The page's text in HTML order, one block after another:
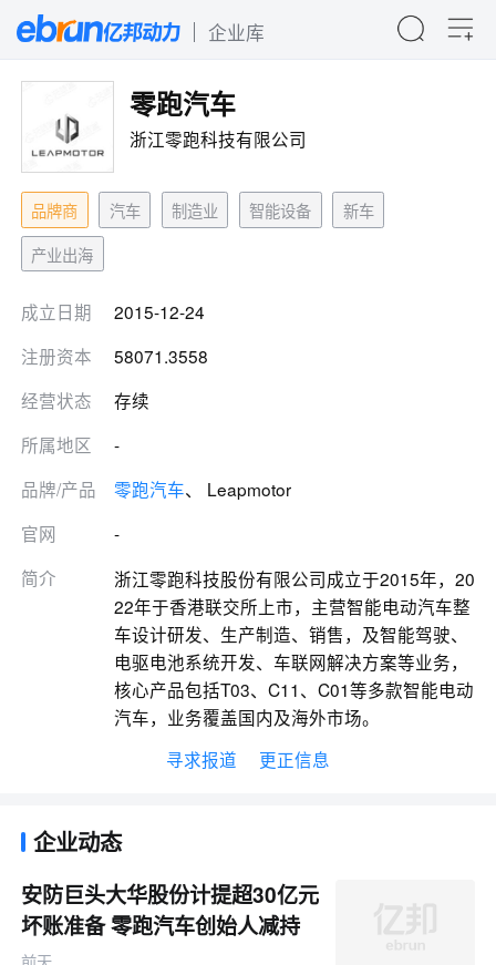
企业库
零跑汽车
浙江零跑科技有限公司
品牌商 汽车 制造业 智能设备
新车
产业出海
成立日期
2015-12-24
注册资本
58071.3558
经营状态
存续
所属地区
-
品牌/产品
零跑汽车、 Leapmotor
官网
-
简介
浙江零跑科技股份有限公司成立于2015年，20
22年于香港联交所上市，主营智能电动汽车整
车设计研发、生产制造、销售，及智能驾驶、
电驱电池系统开发、车联网解决方案等业务，
核心产品包括T03、C11、C01等多款智能电动
汽车，业务覆盖国内及海外市场。
寻求报道
更正信息
企业动态
安防巨头大华股份计提超30亿元
坏账准备 零跑汽车创始人减持
公司数亿元股权